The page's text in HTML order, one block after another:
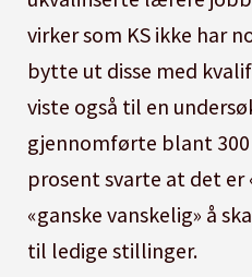
virker som KS ikke har
bytte ut disse med
viste også til en
gjennomførte blant
prosent svarte at det
«ganske vanskelig» å
til ledige stillinger.